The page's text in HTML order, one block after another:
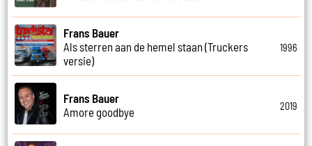
Frans Bauer
Als sterren aan de hemel staan (Truckers
versie)
1996
Frans Bauer
Amore goodbye
2019